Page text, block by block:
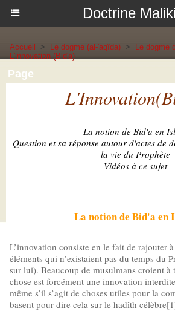
Doctrine
Accueil > Le dogme (al-'aqîda) > Le dogme
L'innovation (Bid'a)
Page
La notion de Bid'a en
Question et sa réponse autour d'actes de
la vie du Prophète
Vidéos à ce sujet
La notion de Bid'a en
L’innovation consiste en le fait de rajouter
éléments qui n’existaient pas du temps du
sur lui). Beaucoup de musulmans croient à
chose est forcément une innovation
même s’il s’agit de choses utiles pour la
basent pour dire cela sur le hadîth